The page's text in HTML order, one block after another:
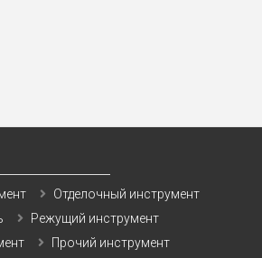
Отделочный инструмент
Режущий инструмент
Прочий инструмент